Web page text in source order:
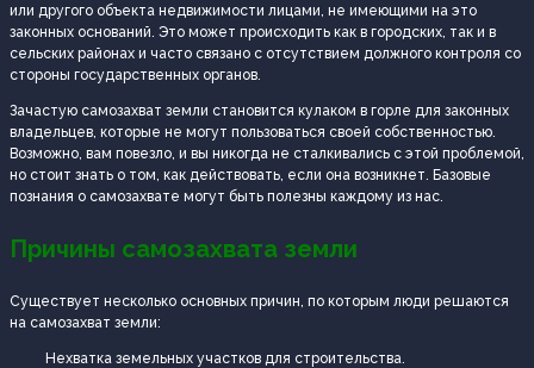
или другого объекта недвижимости лицами, не имеющими на это
законных оснований. Это может происходить как в городских, так и в
сельских районах и часто связано с отсутствием должного контроля со
стороны государственных органов.
Зачастую самозахват земли становится кулаком в горле для законных
владельцев, которые не могут пользоваться своей собственностью.
Возможно, вам повезло, и вы никогда не сталкивались с этой проблемой,
но стоит знать о том, как действовать, если она возникнет. Базовые
познания о самозахвате могут быть полезны каждому из нас.
Причины самозахвата земли
Существует несколько основных причин, по которым люди решаются
на самозахват земли:
Нехватка земельных участков для строительства.